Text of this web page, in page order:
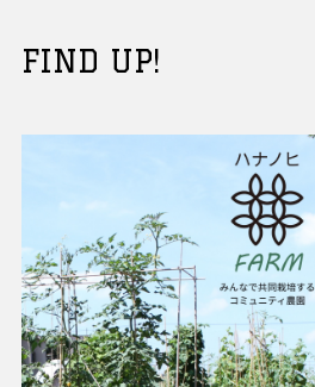
FIND UP!